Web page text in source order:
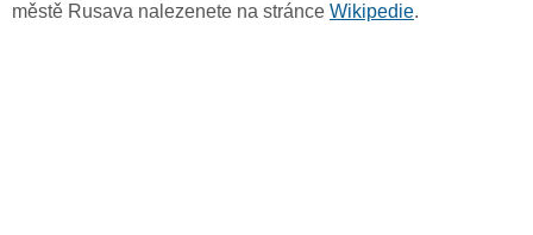
městě Rusava nalezenete na stránce Wikipedie.